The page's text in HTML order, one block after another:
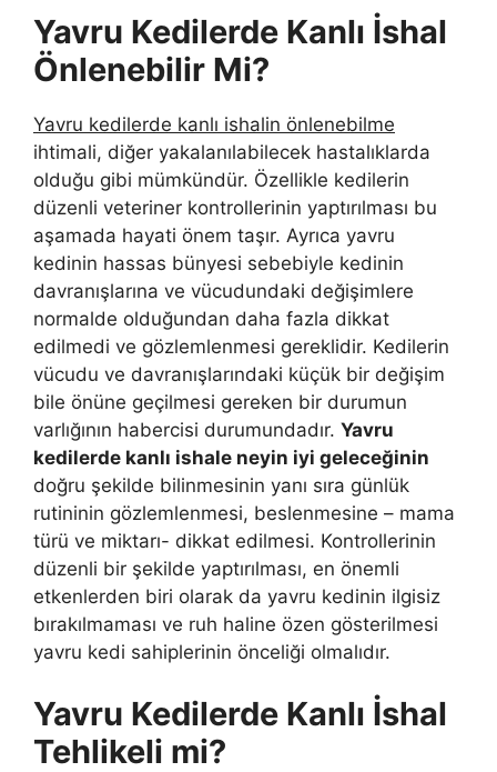
Yavru Kedilerde Kanlı İshal
Önlenebilir Mi?
Yavru kedilerde kanlı ishalin önlenebilme
ihtimali, diğer yakalanılabilecek hastalıklarda
olduğu gibi mümkündür. Özellikle kedilerin
düzenli veteriner kontrollerinin yaptırılması bu
aşamada hayati önem taşır. Ayrıca yavru
kedinin hassas bünyesi sebebiyle kedinin
davranışlarına ve vücudundaki değişimlere
normalde olduğundan daha fazla dikkat
edilmedi ve gözlemlenmesi gereklidir. Kedilerin
vücudu ve davranışlarındaki küçük bir değişim
bile önüne geçilmesi gereken bir durumun
varlığının habercisi durumundadır. Yavru
kedilerde kanlı ishale neyin iyi geleceğinin
doğru şekilde bilinmesinin yanı sıra günlük
rutininin gözlemlenmesi, beslenmesine – mama
türü ve miktarı- dikkat edilmesi. Kontrollerinin
düzenli bir şekilde yaptırılması, en önemli
etkenlerden biri olarak da yavru kedinin ilgisiz
bırakılmaması ve ruh haline özen gösterilmesi
yavru kedi sahiplerinin önceliği olmalıdır.
Yavru Kedilerde Kanlı İshal
Tehlikeli mi?